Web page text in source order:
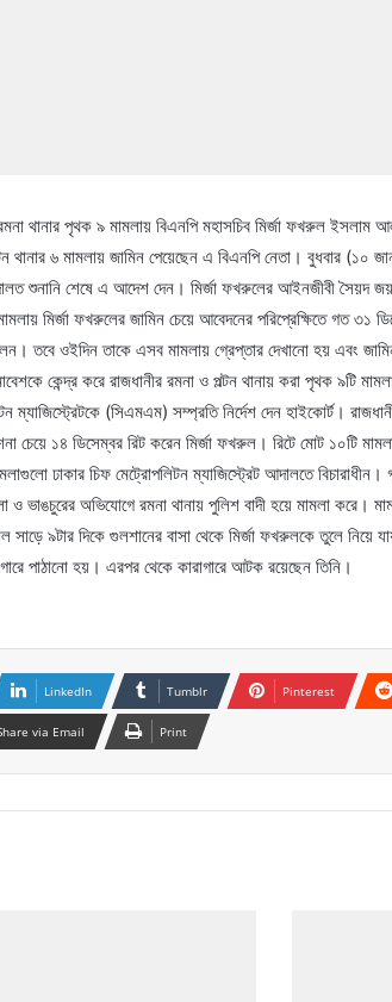
থানার পৃথক ৯ মামলায় বিএনপি মহাসচিব মির্জা ফখরুল ইসলাম
৬ মামলায় জামিন পেয়েছেন এ বিএনপি নেতা। বুধবার (১০
শুনানি শেষে এ আদেশ দেন। মির্জা ফখরুলের আইনজীবী সৈয়দ
মির্জা ফখরুলের জামিন চেয়ে আবেদনের পরিপ্রেক্ষিতে গত ৩১
তবে ওইদিন তাকে এসব মামলায় গ্রেপ্তার দেখানো হয় এবং
কেন্দ্র করে রাজধানীর রমনা ও পল্টন থানায় করা পৃথক ৯টি
ম্যাজিস্ট্রেটকে (সিএমএম) সম্প্রতি নির্দেশ দেন হাইকোর্ট।
চেয়ে ১৪ ডিসেম্বর রিট করেন মির্জা ফখরুল। রিটে মোট ১০টি
ঢাকার চিফ মেট্রোপলিটন ম্যাজিস্ট্রেট আদালতে
ও ভাঙচুরের অভিযোগে রমনা থানায় পুলিশ বাদী হয়ে মামলা করে।
৯টার দিকে গুলশানের বাসা থেকে মির্জা ফখরুলকে তুলে নিয়ে
পাঠানো হয়। এরপর থেকে কারাগারে আটক রয়েছেন তিনি।
LinkedIn Tumblr Pinterest
via Email Print